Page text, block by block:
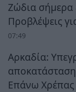
Ζώδια σήμερα
Προβλέψεις
07:49
Αρκαδία:
Επάνω Χρέπας